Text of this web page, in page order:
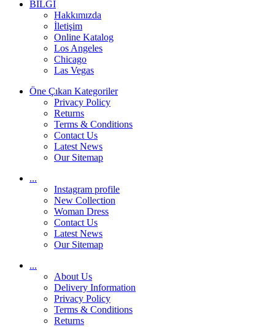
BİLGİ
Hakkımızda
İletişim
Online Katalog
Los Angeles
Chicago
Las Vegas
Öne Çıkan Kategoriler
Privacy Policy
Returns
Terms & Conditions
Contact Us
Latest News
Our Sitemap
...
Instagram profile
New Collection
Woman Dress
Contact Us
Latest News
Our Sitemap
...
About Us
Delivery Information
Privacy Policy
Terms & Conditions
Returns